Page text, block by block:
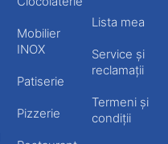
Mobilier
INOX
Patiserie
Pizzerie
Lista mea
Service și
reclamații
Termeni și
condiții